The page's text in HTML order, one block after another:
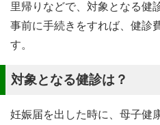
里帰りなどで、対象となる健
事前に手続きをすれば、健診
す。
対象となる健診は？
妊娠届を出した時に、母子健